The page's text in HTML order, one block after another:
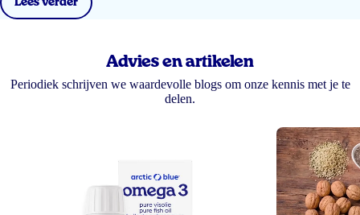
Advies en artikelen
Periodiek schrijven we waardevolle blogs om onze kennis met je te
delen.